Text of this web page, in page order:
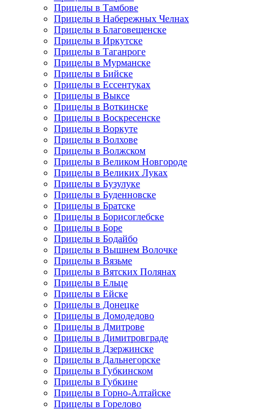
Прицелы в Тамбове
Прицелы в Набережных Челнах
Прицелы в Благовещенске
Прицелы в Иркутске
Прицелы в Таганроге
Прицелы в Мурманске
Прицелы в Бийске
Прицелы в Ессентуках
Прицелы в Выксе
Прицелы в Воткинске
Прицелы в Воскресенске
Прицелы в Воркуте
Прицелы в Волхове
Прицелы в Волжском
Прицелы в Великом Новгороде
Прицелы в Великих Луках
Прицелы в Бузулуке
Прицелы в Буденновске
Прицелы в Братске
Прицелы в Борисоглебске
Прицелы в Боре
Прицелы в Бодайбо
Прицелы в Вышнем Волочке
Прицелы в Вязьме
Прицелы в Вятских Полянах
Прицелы в Ельце
Прицелы в Ейске
Прицелы в Донецке
Прицелы в Домодедово
Прицелы в Дмитрове
Прицелы в Димитровграде
Прицелы в Дзержинске
Прицелы в Дальнегорске
Прицелы в Губкинском
Прицелы в Губкине
Прицелы в Горно-Алтайске
Прицелы в Горелово